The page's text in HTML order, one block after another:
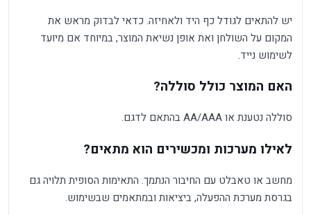
יש להתאים לגודל כף היד ולאחיזה. כדאי לבדוק מראש את
המקום על השולחן ואת אופן נשיאת המוצר, במיוחד אם מיועד
לשימוש נייד.
האם המוצר כולל סוללה?
סוללה נטענת או AA/AAA בהתאם לדגם.
לאילו מערכות ומכשירים הוא מתאים?
מחשב או טאבלט עם החיבור הנתמך. התאימות הסופית תלויה גם
בגרסת מערכת ההפעלה, ביציאות ובמתאמים שבשימוש.